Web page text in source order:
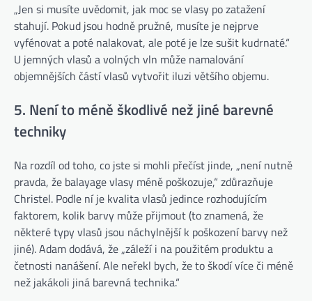
„Jen si musíte uvědomit, jak moc se vlasy po zatažení
stahují. Pokud jsou hodně pružné, musíte je nejprve
vyfénovat a poté nalakovat, ale poté je lze sušit kudrnaté.“
U jemných vlasů a volných vln může namalování
objemnějších částí vlasů vytvořit iluzi většího objemu.
5. Není to méně škodlivé než jiné barevné
techniky
Na rozdíl od toho, co jste si mohli přečíst jinde, „není nutně
pravda, že balayage vlasy méně poškozuje,“ zdůrazňuje
Christel. Podle ní je kvalita vlasů jedince rozhodujícím
faktorem, kolik barvy může přijmout (to znamená, že
některé typy vlasů jsou náchylnější k poškození barvy než
jiné). Adam dodává, že „záleží i na použitém produktu a
četnosti nanášení. Ale neřekl bych, že to škodí více či méně
než jakákoli jiná barevná technika.“